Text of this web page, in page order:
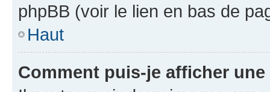
phpBB (voir le lien en bas de
Haut
Comment puis-je afficher